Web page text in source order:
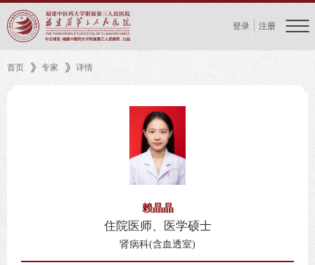
登录 注册
首页 专家 详情
赖晶晶
住院医师、医学硕士
肾病科(含血透室)